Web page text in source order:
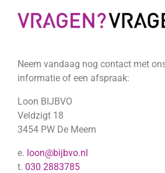
Neem vandaag nog contact met
informatie of een afspraak:
Loon BIJBVO
Veldzigt 18
3454 PW De Meern
e. loon@bijbvo.nl
t. 030 2883785